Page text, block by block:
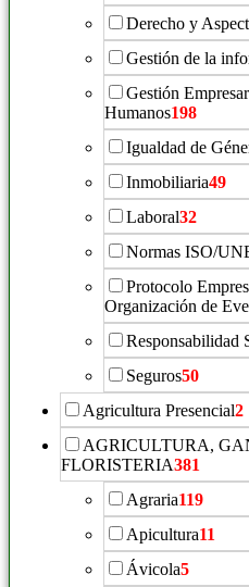
Derecho y
Gestión de la
Gestión
Humanos198
Igualdad de
Inmobiliaria49
Laboral32
Normas ISO/
Protocolo
Organización de
Responsabilidad
Seguros50
Agricultura Presencial2
AGRICULTURA,
FLORISTERIA381
Agraria119
Apicultura11
Ávicola5